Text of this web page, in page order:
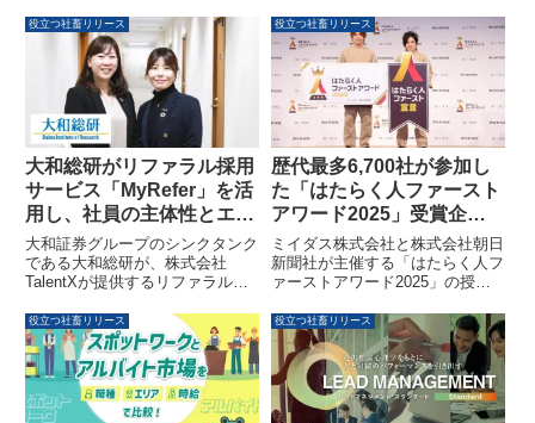
い、俳優の吉田鋼太郎さんと土屋
太鳳さんが出演する新TVCMが
2026年3月16日より全国で放映開
始されます。土屋さんはAI推進室
長役で吉田さんと初共演し、AIを
活用した業務効率化を表現してい
ます。
オンラインウェビナーを2026年5
月14日に開催します。AIツール
の普及により変化する情報探索に
対応するための「ブランドSEO
戦略」や「AI検索最適化の指標設
計」、「360度のAIO/LLMO対
策」について、各社の専門家が体
系的に解説します。
役立つ社畜リリース
大和総研がリファラル採用
サービス「MyRefer」を活
用し、社員の主体性とエン
ゲージメントを最大化して
います
大和証券グループのシンクタンク
である大和総研が、株式会社
TalentXが提供するリファラル採
し、社員の主体性とエンゲージメ
ントの向上に取り組んでいること
を発表しました。2030年までの
経営計画に基づき、社員が自律的
に組織づくりに参加する文化を醸
成しています。
役立つ社畜リリース
歴代最多6,700社が参加し
た「はたらく人ファースト
アワード2025」受賞企業
を発表
ミイダス株式会社と株式会社朝日
新聞社が主催する「はたらく人フ
ァーストアワード2025」の授賞
社の中から「はたらく人ファース
ト」な取り組みを実践する企業が
発表されました。
役立つ社畜リリース 役立つ社畜リリース